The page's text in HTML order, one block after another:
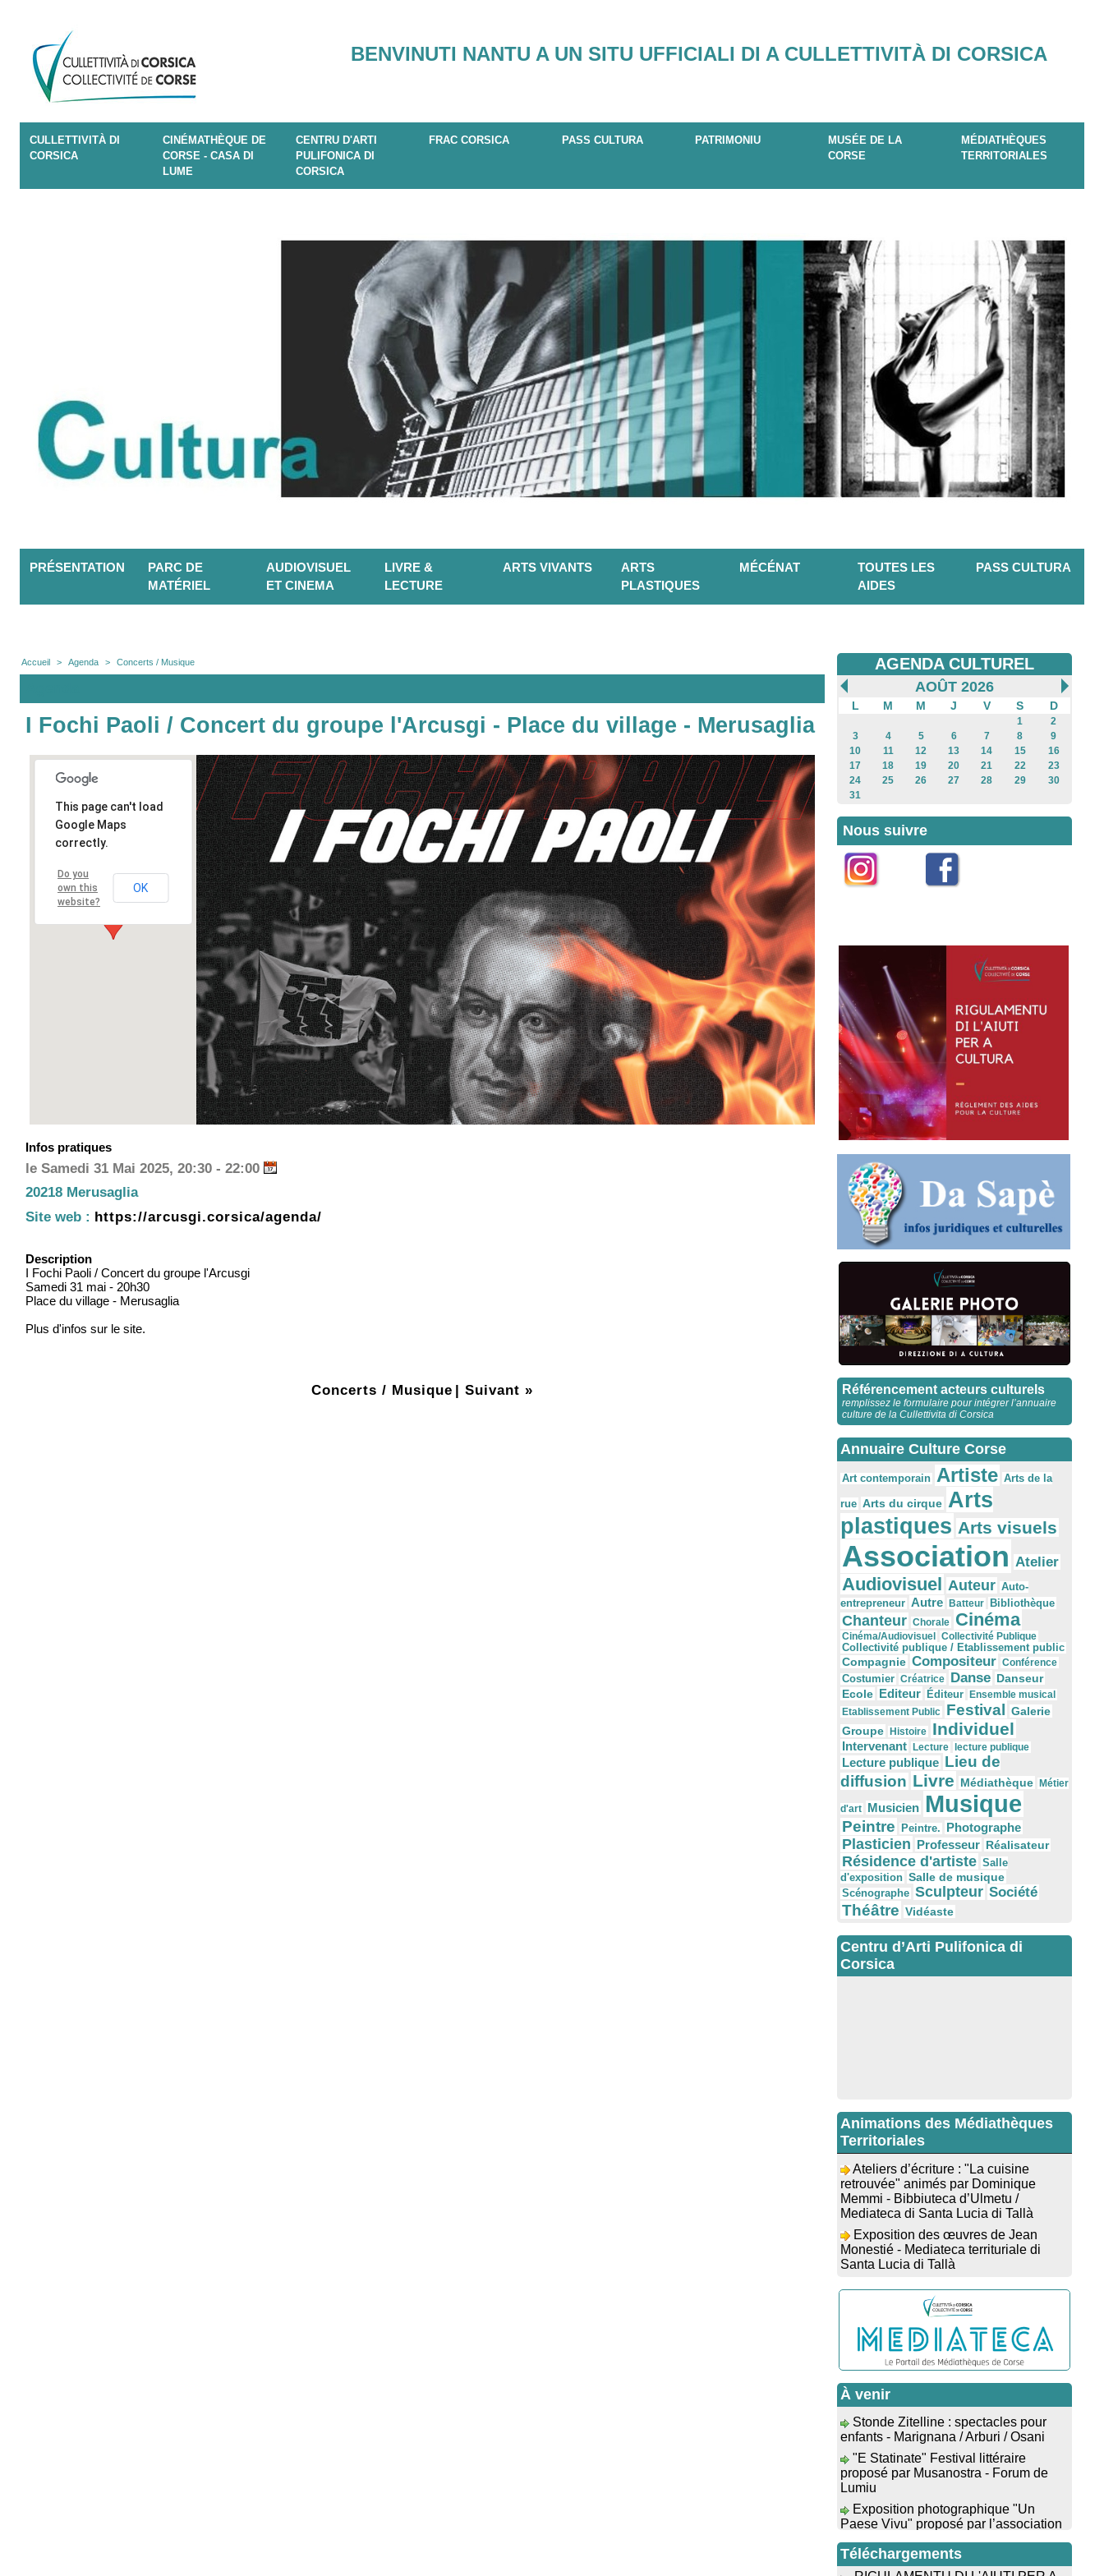
BENVINUTI NANTU A UN SITU UFFICIALI DI A CULLETTIVITÀ DI CORSICA
CULLETTIVITÀ DI
CORSICA
CINÉMATHÈQUE DE
CORSE - CASA DI
LUME
CENTRU D'ARTI
PULIFONICA DI
CORSICA
FRAC CORSICA PASS CULTURA PATRIMONIU
MUSÉE DE LA
CORSE
MÉDIATHÈQUES
TERRITORIALES
PRÉSENTATION
PARC DE
MATÉRIEL
AUDIOVISUEL
ET CINEMA
LIVRE &
LECTURE
ARTS VIVANTS
ARTS
PLASTIQUES
MÉCÉNAT
TOUTES LES
AIDES
PASS CULTURA
Accueil > Agenda > Concerts / Musique
I Fochi Paoli / Concert du groupe l'Arcusgi - Place du village - Merusaglia
This page can't load
Google Maps
correctly.
Do you
own this
website?
OK
Infos pratiques
le Samedi 31 Mai 2025, 20:30 - 22:00
20218 Merusaglia
Site web : https://arcusgi.corsica/agenda/
Description
I Fochi Paoli / Concert du groupe l'Arcusgi
Samedi 31 mai - 20h30
Place du village - Merusaglia
Plus d'infos sur le site.
Concerts / Musique | Suivant »
AGENDA CULTUREL
AOÛT 2026
L M M J V S D
1
2
3
4 5 6 7 8
9
10
11 12 13 14 15
16
17
18 19 20 21 22
23
24
25 26 27 28 29
30
31
Nous suivre
Référencement acteurs culturels
remplissez le formulaire pour intégrer l’annuaire
culture de la Cullettivita di Corsica
Annuaire Culture Corse
Art contemporain Artiste Arts de la
rue Arts du cirque Arts
plastiques Arts visuels
Association Atelier
Audiovisuel Auteur Auto-
entrepreneur Autre Batteur Bibliothèque
Chanteur Chorale Cinéma
Cinéma/Audiovisuel
Collectivité Publique
Collectivité publique / Etablissement public
Compagnie Compositeur Conférence
Costumier Créatrice Danse Danseur
Ecole Editeur Éditeur
Ensemble musical
Etablissement Public Festival Galerie
Groupe
Histoire Individuel
Intervenant Lecture lecture publique
Lecture publique Lieu de
diffusion Livre Médiathèque Métier
d'art Musicien Musique
Peintre Peintre. Photographe
Plasticien Professeur Réalisateur
Résidence d'artiste Salle
d'exposition Salle de musique
Scénographe Sculpteur Société
Théâtre Vidéaste
Centru d’Arti Pulifonica di
Corsica
Animations des Médiathèques
Territoriales
Ateliers d’écriture : "La cuisine
retrouvée" animés par Dominique
Memmi - Bibbiuteca d’Ulmetu /
Mediateca di Santa Lucia di Tallà
Exposition des œuvres de Jean
Monestié - Mediateca territuriale di
Santa Lucia di Tallà
Conférence d’astrophysique : “Au-
l’astrophysicien Paul Guerrini -
Médiathèque - Pitretu è Bicchisgià
Exposition des œuvres de
Dominique Malberti Morin : "Racines,
peintures acryliques et aquarelles" -
Tallà
Médiathèque - Pitretu è Bicchisgià
Veillée de contes à la forêt
enchantée "U Mondu ditu mignuleddu"
par la Caravane de Conteurs - Currà
patrimoines", Regards sur le
patrimoine religieux, roman, thermal et
littéraire - Spaziu Jean-Marc Fiamma -
A Sarra di Farru
À venir
Stonde Zitelline : spectacles pour
enfants - Marignana / Arburi / Osani
"E Statinate" Festival littéraire
proposé par Musanostra - Forum de
Lumiu
Exposition photographique "Un
Paese Vivu" proposé par l’association
Paese di U Prunu - U Prunu
"Evviva u Capicorsu" : Alimea è
musica - Place de l'église - Barrettali
Téléchargements